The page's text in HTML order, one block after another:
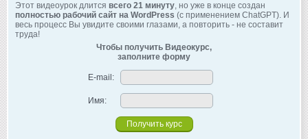
Этот видеоурок длится всего 21 минуту, но уже в конце создан
полностью рабочий сайт на WordPress (с применением ChatGPT). И
весь процесс Вы увидите своими глазами, а повторить - не составит
труда!
Чтобы получить Видеокурс,
заполните форму
E-mail:
Имя: